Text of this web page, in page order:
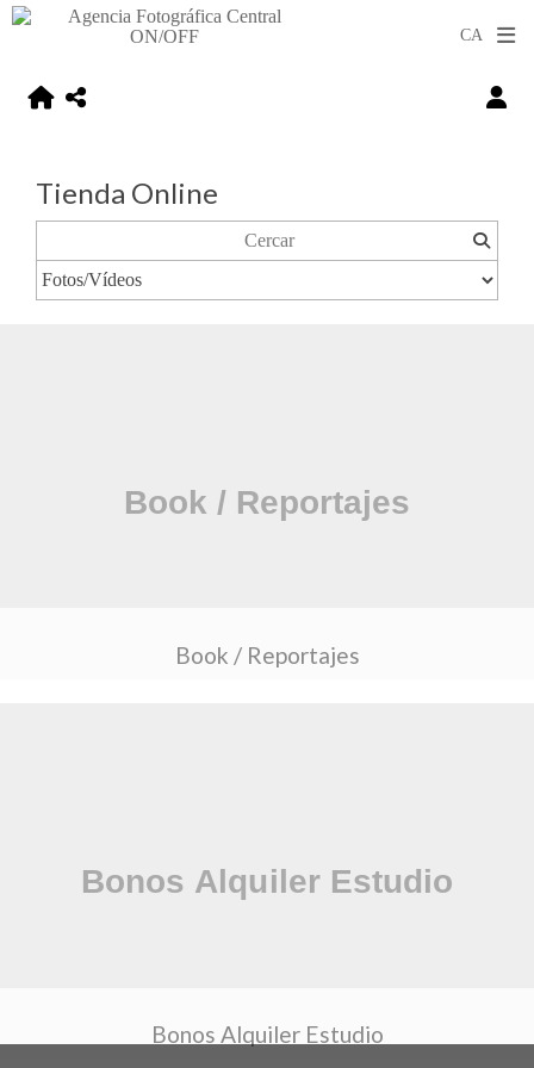
Tienda Online
Book / Reportajes
Bonos Alquiler Estudio